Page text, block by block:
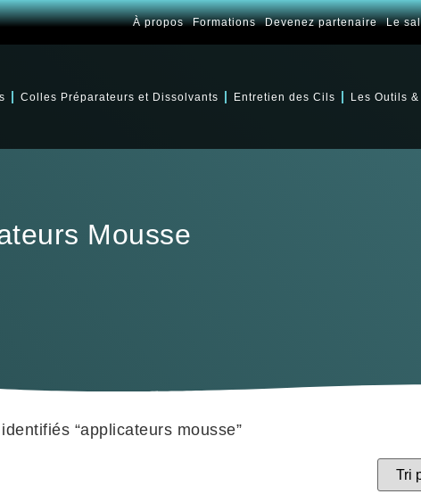
À propos Formations Devenez partenaire Le
Colles Préparateurs et Dissolvants Entretien des Cils Les Outils
Mousse
“applicateurs mousse”